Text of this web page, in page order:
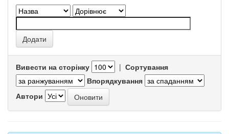
Вивести на сторінку | Сортування
Впорядкування
Автори